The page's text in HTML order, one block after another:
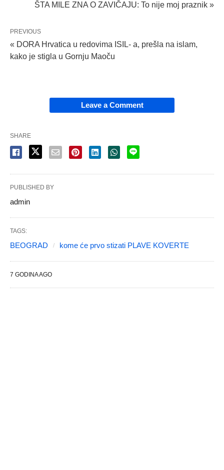
ŠTA MILE ZNA O ZAVIČAJU: To nije moj praznik »
PREVIOUS
« DORA Hrvatica u redovima ISIL- a, prešla na islam,
kako je stigla u Gornju Maoču
Leave a Comment
SHARE
PUBLISHED BY
admin
TAGS:
BEOGRAD kome će prvo stizati PLAVE KOVERTE
7 GODINA AGO